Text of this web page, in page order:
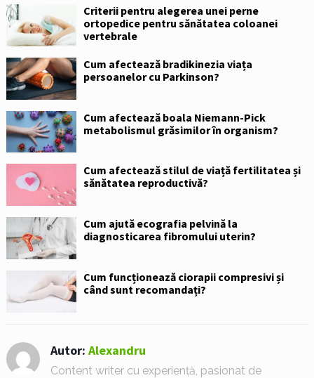
Criterii pentru alegerea unei perne
ortopedice pentru sănătatea coloanei
vertebrale
Cum afectează bradikinezia viața
persoanelor cu Parkinson?
Cum afectează boala Niemann-Pick
metabolismul grăsimilor în organism?
Cum afectează stilul de viață fertilitatea și
sănătatea reproductivă?
Cum ajută ecografia pelvină la
diagnosticarea fibromului uterin?
Cum funcționează ciorapii compresivi și
când sunt recomandați?
Autor: Alexandru
Content writer cu experiență, pasionat de